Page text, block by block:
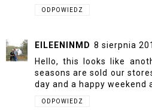
ODPOWIEDZ
EILEENINMD 8 sierpnia
Hello, this looks like
seasons are sold our
day and a happy weekend
ODPOWIEDZ